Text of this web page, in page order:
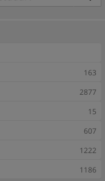
163
2877
15
607
1222
1186